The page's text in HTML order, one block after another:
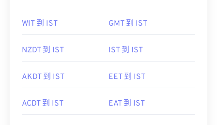
WIT 到 IST GMT 到 IST
NZDT 到 IST IST 到 IST
AKDT 到 IST EET 到 IST
ACDT 到 IST EAT 到 IST